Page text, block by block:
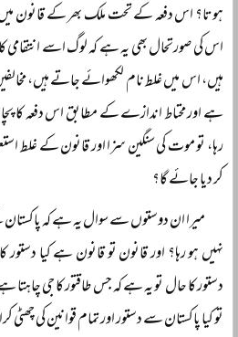
ہوتا؟ اس دفعہ کے تحت ملک بھر کے قانون میں
اس کی صورتحال بھی یہ ہے کہ لوگ اسے
ہیں، اس میں غلط نام لکھوائے جاتے ہیں، مخالفین
ہے اور محتاط اندازے کے مطابق اس دفعہ کا
رہا، تو موت کی سنگین سزا اور قانون کے غلط
کر دیا جائے گا؟
میرا ان دوستوں سے سوال یہ ہے کہ
نہیں ہو رہا؟ اور قانون تو قانون ہے کیا
دستور کا حال تو یہ ہے کہ جس طاقتور کا جی
تو کیا پاکستان سے دستور اور تمام قوانین کی